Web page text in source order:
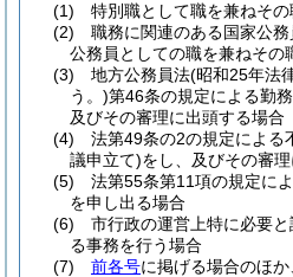
(1)
特別職として職を兼ねそ
(2)
職務に関連のある国家公
公務員としての職を兼ねその
(3)
地方公務員法(昭和25年法
う。)第46条の規定による勤
及びその審理に出頭する場合
(4)
法第49条の2の規定による
議申立て)をし、及びその審
(5)
法第55条第11項の規定に
を申し出る場合
(6)
市行政の運営上特に必要
る事務を行う場合
(7)
前各号に掲げる場合のほ